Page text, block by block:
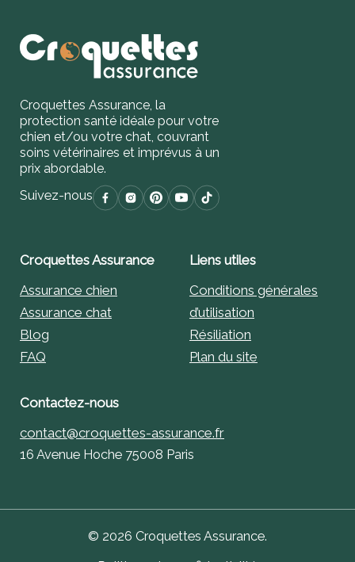
Croquettes Assurance, la
protection santé idéale pour votre
chien et/ou votre chat, couvrant
soins vétérinaires et imprévus à un
prix abordable.
Suivez-nous
Croquettes Assurance
Assurance chien
Assurance chat
Blog
FAQ
Liens utiles
Conditions générales
d’utilisation
Résiliation
Plan du site
Contactez-nous
contact@croquettes-assurance.fr
16 Avenue Hoche 75008 Paris
© 2026 Croquettes Assurance.